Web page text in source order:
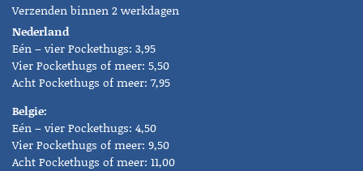
Verzenden binnen 2 werkdagen
Nederland
Eén – vier Pockethugs: 3,95
Vier Pockethugs of meer: 5,50
Acht Pockethugs of meer: 7,95
Belgie:
Eén – vier Pockethugs: 4,50
Vier Pockethugs of meer: 9,50
Acht Pockethugs of meer: 11,00